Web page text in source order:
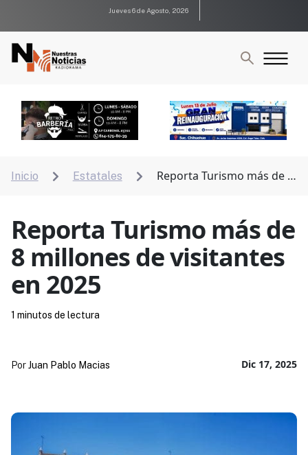
Jueves 6 de Agosto, 2026
Inicio  Estatales 
Reporta Turismo más de 8
Reporta Turismo más de
8 millones de visitantes
en 2025
Dic 17, 2025
PorJuan Pablo Macias
1 minutos de lectura